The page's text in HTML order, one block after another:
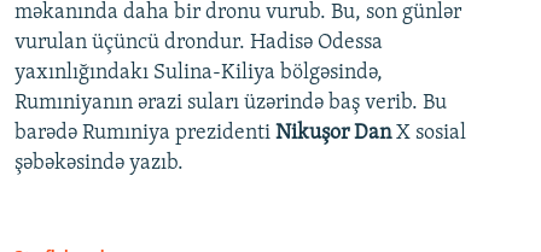
məkanında daha bir dronu vurub. Bu, son günlər
vurulan üçüncü drondur. Hadisə Odessa
yaxınlığındakı Sulina-Kiliya bölgəsində,
Rumıniyanın ərazi suları üzərində baş verib. Bu
barədə Rumıniya prezidenti Nikuşor DanX sosial
şəbəkəsində yazıb.